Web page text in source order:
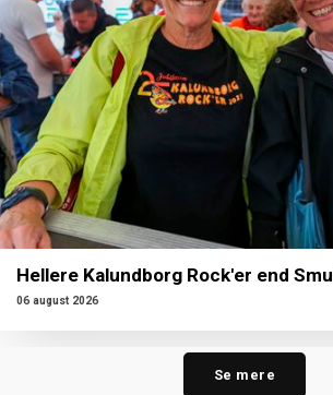
Hellere Kalundborg Rock'er end
06 august 2026
Se mere